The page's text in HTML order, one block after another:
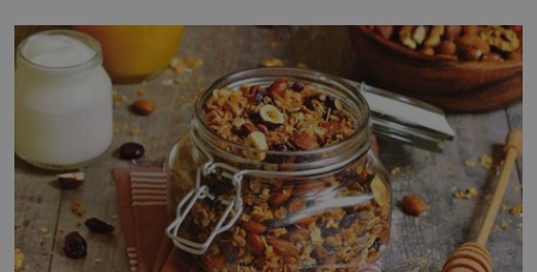
posypání Postup: Oddělte žloutky od bílků. Žloutky
vyšlehejte s cukrem do světlé pěny a postupně do nich
vmíchejte mascarpone, aby vznikl hladký